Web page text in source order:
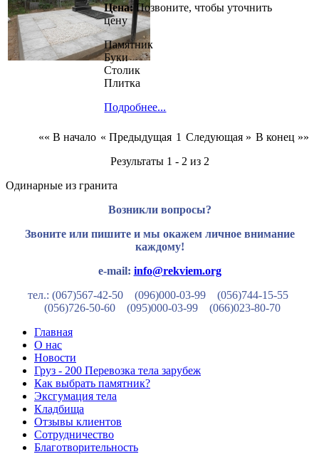
Цена: Позвоните, чтобы уточнить
цену
Памятник
Буки
Столик
Плитка
Подробнее...
«« В начало « Предыдущая 1 Следующая » В конец »»
Результаты 1 - 2 из 2
Одинарные из гранита
Возникли вопросы?
Звоните или пишите и мы окажем личное внимание
каждому!
e-mail: info@rekviem.org
тел.: (067)567-42-50 (096)000-03-99
(056)744-15-55
(056)726-50-60
(095)000-03-99
(066)023-80-70
Главная
О нас
Новости
Груз - 200 Перевозка тела зарубеж
Как выбрать памятник?
Эксгумация тела
Кладбища
Отзывы клиентов
Сотрудничество
Благотворительность